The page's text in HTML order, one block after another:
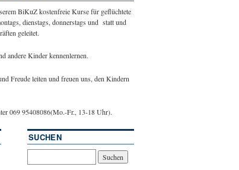
BiKuZ kostenfreie Kurse für geflüchtete
dienstags, donnerstags und statt und
geleitet.
andere Kinder kennenlernen.
Freude leiten und freuen uns, den Kindern
069 95408086(Mo.-Fr., 13-18 Uhr).
SUCHEN